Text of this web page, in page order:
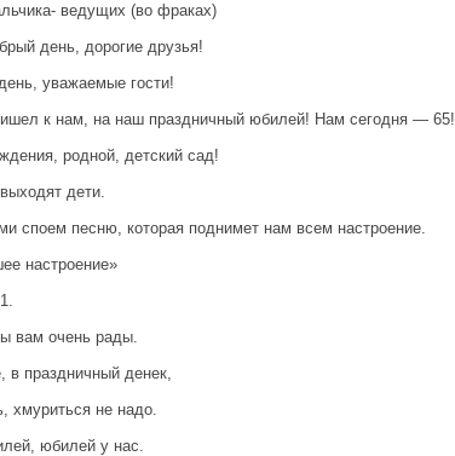
ведущих (во фраках)
день, дорогие друзья!
уважаемые гости!
к нам, на наш праздничный юбилей! Нам сегодня — 65!
родной, детский сад!
дети.
споем песню, которая поднимет нам всем настроение.
настроение»
1.
вам очень рады.
в праздничный денек,
хмуриться не надо.
юбилей у нас.